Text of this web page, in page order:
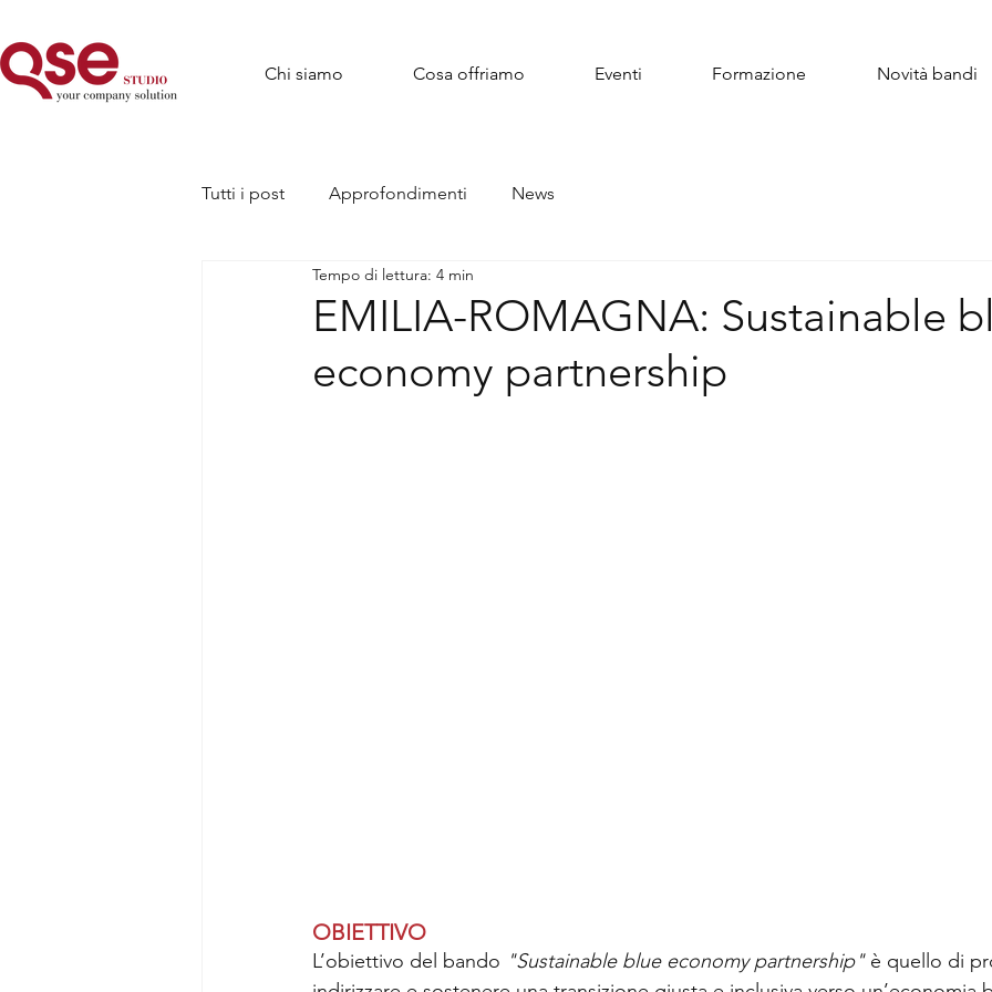
Chi siamo Cosa offriamo Eventi Formazione Novità bandi
Tutti i post Approfondimenti News
EMILIA-ROMAGNA: Sustainable
economy partnership
Tempo di lettura: 4 min
OBIETTIVO
L’obiettivo del bando "Sustainable blue economy partnership" è quello di